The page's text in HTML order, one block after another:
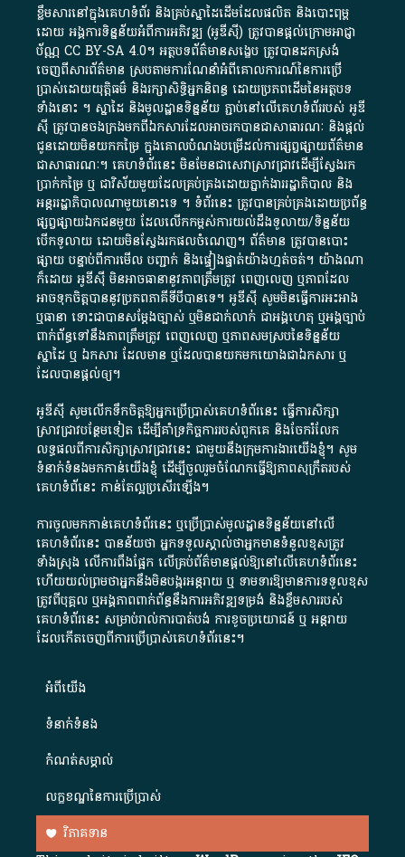
ខ្លឹមសារ​នៅ​ក្នុង​គេហទំព័រ និង​គ្រប់​ស្នា​ដៃ​ដើម​ដែល​ផលិត​ និង​បោះពុម្ព​
ដោយ​ អង្គការ​ទិន្នន័យ​អំពី​ការអភិវឌ្ឍ​​ (អូ​ឌី​ស៊ី)​ ត្រូវ​បាន​ផ្តល់​ក្រោម​អាជ្ញា
ប័ណ្ណ​CC BY-SA 4.0។​ អត្ថបទ​ព័ត៌មាន​សង្ខេប​ ត្រូវ​បាន​ដកស្រង់​
ចេញពី​សារព័ត៌មាន ស្របតាមការ​ណែនាំ​អំពី​គោលការណ៍​នៃ​ការ​ប្រើ
ប្រាស់​ដោយ​យុត្តិធម៌​ និង​រក្សាសិទ្ធិអ្នកនិពន្ធ ដោយ​ប្រភពដើម​នៃ​​អត្ថបទ
ទាំង​នោះ​ ។​ ស្នាដៃ​ និង​មូលដ្ឋាន​ទិន្នន័យ ​ភ្ជាប់​នៅ​លើ​គេហទំព័រ​របស់​ អូ​ឌី​
ស៊ី​ ត្រូវ​បាន​ចងក្រង​មក​ពី​ឯកសារ​ដែល​អាច​រក​បានជា​សាធារណៈ​ និង​ផ្តល់​
ជូន​ដោយ​មិន​យក​កម្រៃ​ ក្នុង​គោលបំណង​បម្រើ​ដល់ការ​ផ្សព្វផ្សាយ​ព័ត៌មាន​
ជា​សាធារណៈ​។​ គេហទំព័រ​នេះ​ មិនមែន​ជា​សេវា​ស្រាវជ្រាវ​ដើម្បី​ស្វែងរក
ប្រាក់​កម្រៃ​ ឬ​ ជា​វិស័យ​មួយ​ដែល​គ្រប់គ្រង​ដោយ​ភ្នាក់ងារ​រដ្ឋាភិបាល​ និង ​
អន្តររដ្ឋាភិបាល​ណាមួយ​នោះ​ទេ ​។​ ទំព័រ​នេះ​ ត្រូវ​បាន​គ្រប់គ្រង​ដោយ​ប្រព័ន្ធ​
ផ្សព្វផ្សាយ​ឯកជន​មួយ​ ដែល​លើកកម្ពស់​ការ​យល់​ដឹង​ទូលាយ​/​ទិន្នន័យ​
បើក​ទូលាយ​ ដោយ​មិនស្វែង​រក​ផល​ចំណេញ​។​ ព័ត៌មាន​ ត្រូវ​បាន​បោះ
ផ្សាយ​ បន្ទាប់​ពី​ការ​មើល​ បញ្ជាក់​ និង​ផ្ទៀងផ្ទាត់​យ៉ាង​ហ្មត់ចត់​។​ យ៉ាងណា​
ក៏​ដោយ​ អូ​ឌី​ស៊ី​ មិន​អាច​ធានា​នូវ​ភាព​ត្រឹមត្រូវ​ ពេញលេញ​ ឬ​ភាព​ដែល​
អាច​ទុកចិត្ត​បាននូវ​ប្រភព​ភាគី​ទី​បី​បាន​ទេ​។​ អូ​ឌី​ស៊ី​ សូម​មិន​ធ្វើការ​អះអាង​
ឬ​ធានា​ ទោះជា​បាន​សម្តែង​ច្បាស់​ ឬ​មិន​ជាក់លាក់​ ជា​អង្គហេតុ​ ឬ​អង្គច្បាប់​
ពាក់ព័ន្ធ​ទៅ​នឹង​ភាព​ត្រឹមត្រូវ​ ពេញលេញ​ ឬ​ភាព​សម​ស្រប​នៃ​ទិន្នន័យ​
ស្នាដៃ​ ឬ​ ឯកសារ​ ដែល​មាន​ ឬ​ដែល​បាន​យក​មក​យោង​ជា​ឯកសារ​ ឬ​
ដែល​បាន​ផ្តល់​ឲ្យ​។
អូឌីស៊ី សូមលើកទឹកចិត្តឱ្យអ្នកប្រើប្រាស់គេហទំព័រនេះ ធ្វើការសិក្សា
ស្រាវជ្រាវបន្ថែមទៀត ដើម្បីគាំទ្រកិច្ចការ​របស់ពួកគេ និងចែករំលែក
លទ្ធផលពីការសិក្សាស្រាវជ្រាវនេះ ជាមួយនឹងក្រុមការងារយើងខ្ញុំ។ សូម
ទំនាក់ទំនងមកកាន់យើងខ្ញុំ ដើម្បីចូលរួមចំណែកធ្វើឱ្យភាពសុក្រឹតរបស់
គេហទំព័នេះ កាន់តែល្អប្រសើរឡើង។
ការចូលមកកាន់គេហទំព័រនេះ ឬប្រើប្រាស់មូលដ្ឋានទិន្នន័យនៅលើ
គេហទំព័រនេះ បានន័យថា អ្នកទទួលស្គាល់ថាអ្នកមានទំនួលខុសត្រូវ
ទាំងស្រុង លើការពឹងផ្អែក លើគ្រប់ព័ត៌មានផ្តល់ឱ្យនៅលើគេហទំព័រនេះ
ហើយយល់ព្រមថាអ្នកនឹងមិនបង្ករអន្តរាយ ឬ ទាមទារ​ឱ្យមានការទទួលខុស​
ត្រូវពីបុគ្គល ឬអង្គភាពពាក់ព័ន្ធនឹងការអភិវឌ្ឍទម្រង់ និងខ្លឹមសាររបស់
គេហទំព័រនេះ សម្រាប់រាល់ការបាត់បង់ ការខូចប្រយោជន៍ ឬ អន្តរាយ
ដែលកើតចេញពីការប្រើប្រាស់គេហទំព័រនេះ។
អំពី​យើង​
ទំនាក់ទំនង
កំណត់សម្គាល់
លក្ខខណ្ឌនៃការប្រើប្រាស់
វិភាគទាន